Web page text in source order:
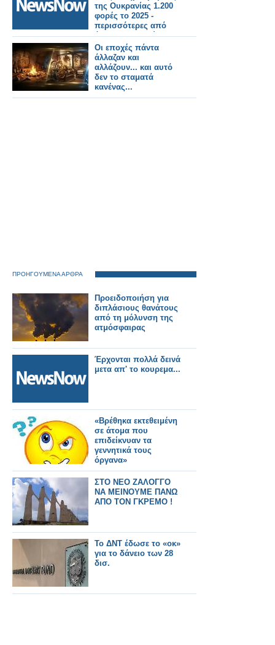
της Ουκρανίας 1.200
φορές το 2025 -
περισσότερες από
ό,τι τα προηγούμενα
δύο χρόνια μαζί.
Οι εποχές πάντα
άλλαζαν και
αλλάζουν... και αυτό
δεν το σταματά
κανένας...
ΠΡΟΗΓΟΥΜΕΝΑ ΑΡΘΡΑ
Προειδοποιήση για
διπλάσιους θανάτους
από τη μόλυνση της
ατμόσφαιρας
Έρχονται πολλά δεινά
μετα απ' το κουρεμα...
«Βρέθηκα εκτεθειμένη
σε άτομα που
επιδείκνυαν τα
γεννητικά τους
όργανα»
ΣΤΟ ΝΕΟ ΖΑΛΟΓΓΟ
ΝΑ ΜΕΙΝΟΥΜΕ ΠΑΝΩ
ΑΠΟ ΤΟΝ ΓΚΡΕΜΟ !
Το ΔΝΤ έδωσε το «οκ»
για το δάνειο των 28
δισ.